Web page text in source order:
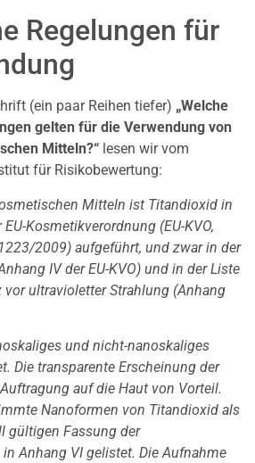
Regelungen für
(ein paar Reihen tiefer) „Welche
gelten für die Verwendung von
Mitteln?“ lesen wir vom
für Risikobewertung:
Mitteln ist Titandioxid in
Kosmetikverordnung (EU-KVO,
2009) aufgeführt, und zwar in der
IV der EU-KVO) und in der Liste
ultravioletter Strahlung (Anhang
und nicht-nanoskaliges
Die transparente Erscheinung der
auf die Haut von Vorteil.
Nanoformen von Titandioxid als
gültigen Fassung der
Anhang VI gelistet. Die Aufnahme